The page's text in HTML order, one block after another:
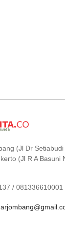
(Jl Dr
(Jl R A
/ 081336610001